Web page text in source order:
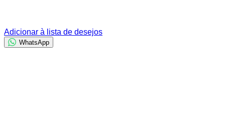
Adicionar à lista de desejos
WhatsApp